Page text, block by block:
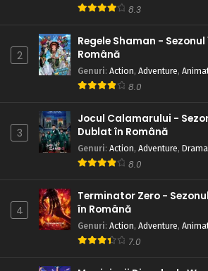
8.3
2
Regele Shaman -
Română
Genuri: Action, Adventure,
8.0
3
Jocul Calamarului -
Dublat în Română
Genuri: Action, Adventure, Drama
8.0
4
Terminator Zero -
în Română
Genuri: Action, Adventure,
7.0